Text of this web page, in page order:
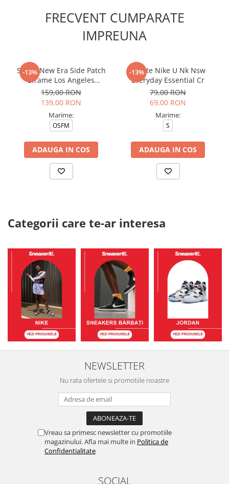
FRECVENT CUMPARATE
IMPREUNA
-13%
Sapca New Era Side Patch
Eframe Los Angeles
Dodgers Brs
159,00 RON
139,00 RON
Marime:
OSFM
ADAUGA IN COS
-13%
Sosete Nike U Nk Nsw
Everyday Essential Cr
79,00 RON
69,00 RON
Marime:
S
ADAUGA IN COS
Categorii care te-ar interesa
NEWSLETTER
Nu rata ofertele si promotiile noastre
Vreau sa primesc newsletter cu promotiile
magazinului. Afla mai multe in Politica de
Confidentialitate
SOCIAL